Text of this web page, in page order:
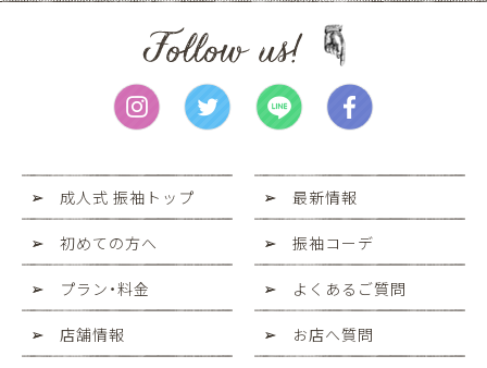
成人式 振袖トップ 最新情報
初めての方へ 振袖コーデ
プラン・料金 よくあるご質問
店舗情報 お店へ質問